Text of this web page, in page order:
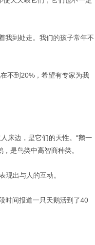
我到处走。我们的孩子常年不
不到20%，希望有专家为我
床边，是它们的天性。“鹅一
是鸟类中高智商种类。
现出与人的互动。
时间报道一只天鹅活到了40